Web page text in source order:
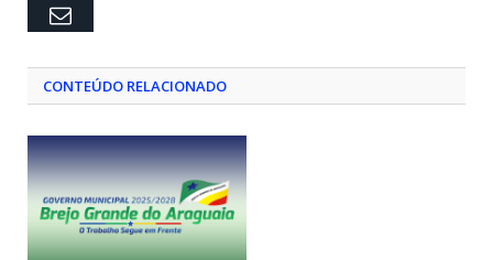
Email
CONTEÚDO RELACIONADO